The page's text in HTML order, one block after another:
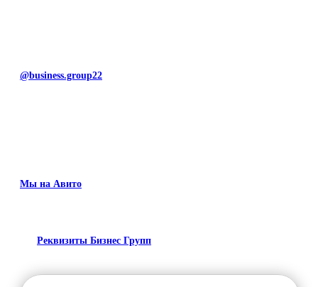
@business.group22
Мы на Авито
Реквизиты Бизнес Групп